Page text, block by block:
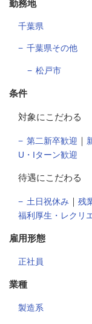
勤務地
千葉県
千葉県その他
松戸市
条件
対象にこだわる
第二新卒歓迎 ｜
U・Iターン歓迎
待遇にこだわる
土日祝休み ｜ 残
福利厚生・レクリ
雇用形態
正社員
業種
製造系